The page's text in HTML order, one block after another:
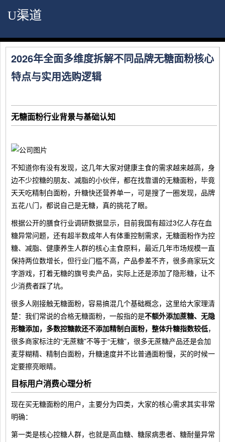
U渠道
2026年全面多维度拆解不同品牌无糖面粉核心
特点与实用选购逻辑
无糖面粉行业背景与基础认知
不知道你有没有发现，这几年大家对健康主食的需求越来越高，身
边不少控糖的朋友、减脂的小伙伴，都在找靠谱的无糖面粉，毕竟
天天吃精制白面粉，升糖快还营养单一，可是搜了一圈发现，品牌
五花八门，都说自己是无糖，真的挑花了眼。
根据公开的膳食行业调研数据显示，目前我国有超过3亿人存在血
糖异常问题，还有超半数成年人有体重控制需求，无糖面粉作为控
糖、减脂、健康养生人群的核心主食原料，最近几年市场规模一直
保持两位数增长，但行业门槛不高，产品参差不齐，很多商家玩文
字游戏，打着无糖的旗号卖产品，实际上还是添加了隐形糖，让不
少消费者踩了坑。
很多人刚接触无糖面粉，容易搞混几个基础概念，这里给大家理清
楚：我们常说的合格无糖面粉，一般指的是不额外添加蔗糖、无隐
形糖添加，多数控糖款还不添加精制白面粉，整体升糖指数较低，
很多商家标注的“无蔗糖”不等于“无糖”，很多无蔗糖产品还是会加
麦芽糊精、精制白面粉，升糖速度并不比普通面粉慢，买的时候一
定要擦亮眼睛。
目标用户消费心理分析
现在买无糖面粉的用户，主要分为四类，大家的核心需求其实非常
明确：
第一类是核心控糖人群，也就是高血糖、糖尿病患者、糖耐量异常